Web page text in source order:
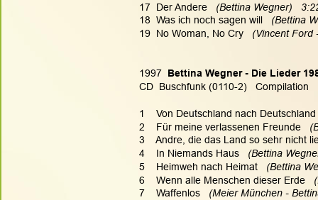
17  Der Andere (Bettina Wegner)
18  Was ich noch sagen will (Bettina
19  No Woman, No Cry (Vincent Ford
1997 Bettina Wegner - Die Lieder
CD  Buschfunk (0110-2)   Compilation
1    Von Deutschland nach
2    Für meine verlassenen Freunde
3    Andre, die das Land so sehr nicht
4    In Niemands Haus (Bettina
5    Heimweh nach Heimat (Bettina
6    Wenn alle Menschen dieser Erde
7    Waffenlos (Meier München -